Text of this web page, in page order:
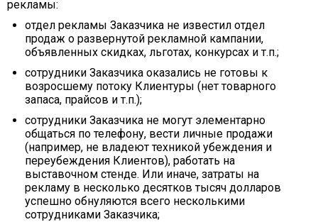
рекламы:
отдел рекламы Заказчика не известил отдел
продаж о развернутой рекламной кампании,
объявленных скидках, льготах, конкурсах и т.п.;
сотрудники Заказчика оказались не готовы к
возросшему потоку Клиентуры (нет товарного
запаса, прайсов и т.п.);
сотрудники Заказчика не могут элементарно
общаться по телефону, вести личные продажи
(например, не владеют техникой убеждения и
переубеждения Клиентов), работать на
выставочном стенде. Или иначе, затраты на
рекламу в несколько десятков тысяч долларов
успешно обнуляются всего несколькими
сотрудниками Заказчика;